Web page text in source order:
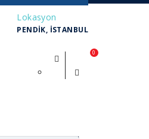
Lokasyon
PENDIK, İSTANBUL
0